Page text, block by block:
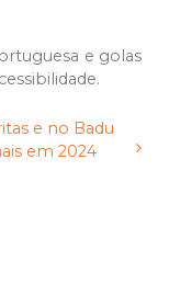
e golas
e no Badu
em 2024